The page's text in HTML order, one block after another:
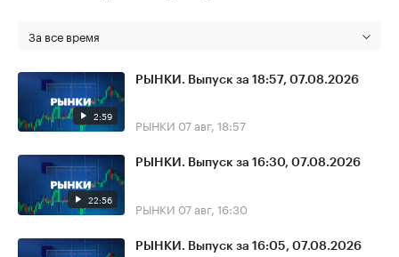
За все время
2:59
РЫНКИ. Выпуск за 18:57, 07.08.2026
РЫНКИ 07 авг, 18:57
22:56
РЫНКИ. Выпуск за 16:30, 07.08.2026
РЫНКИ 07 авг, 16:30
РЫНКИ. Выпуск за 16:05, 07.08.2026